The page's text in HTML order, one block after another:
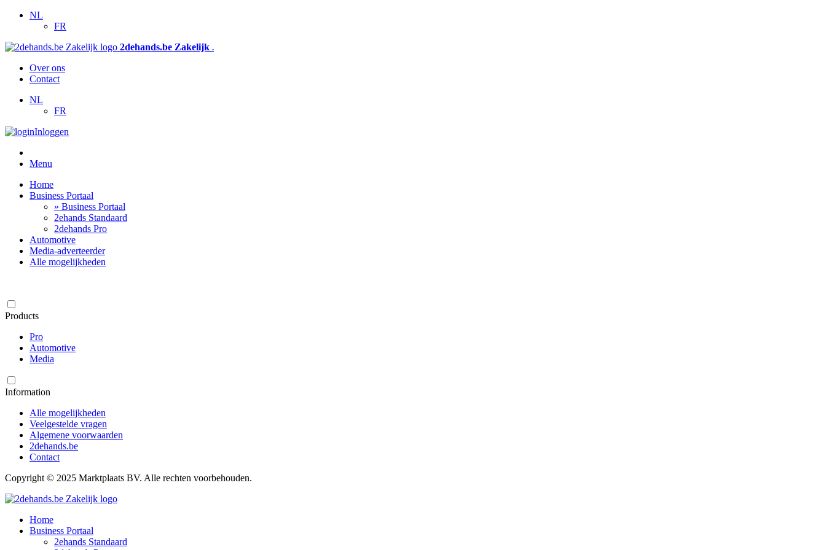
NL
FR
2dehands.be Zakelijk .
Over ons
Contact
NL
FR
Inloggen
Menu
Home
Business Portaal
» Business Portaal
2ehands Standaard
2dehands Pro
Automotive
Media-adverteerder
Alle mogelijkheden
Products
Pro
Automotive
Media
Information
Alle mogelijkheden
Veelgestelde vragen
Algemene voorwaarden
2dehands.be
Contact
Copyright © 2025 Marktplaats BV. Alle rechten voorbehouden.
Home
Business Portaal
2ehands Standaard